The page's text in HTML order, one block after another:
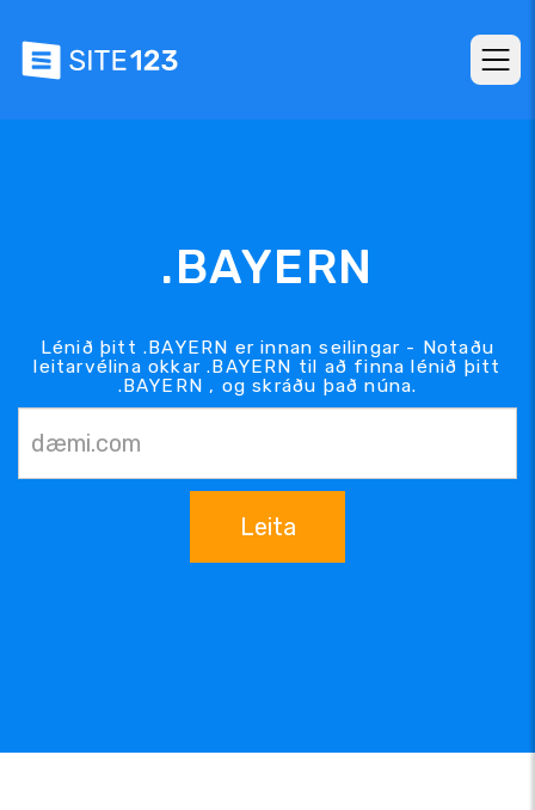
.BAYERN
Lénið þitt .BAYERN er innan seilingar - Notaðu
leitarvélina okkar .BAYERN til að finna lénið þitt
.BAYERN , og skráðu það núna.
Leita